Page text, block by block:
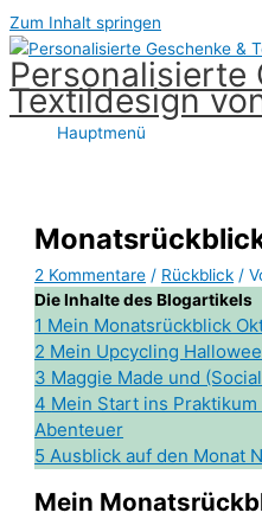
Zum Inhalt springen
Personalisierte
Textildesign
Hauptmenü
2 Kommentare / Rückblick /
Die Inhalte des Blogartikels
1 Mein Monatsrückblick
2 Mein Upcycling
3 Maggie Made und
4 Mein Start ins
Abenteuer
5 Ausblick auf den Monat
Mein